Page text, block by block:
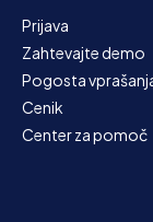
Prijava
Zahtevajte demo
Pogosta
Cenik
Center za pomoč